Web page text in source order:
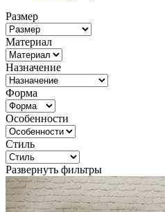
Размер
Материал
Назначение
Форма
Особенности
Стиль
Развернуть фильтры